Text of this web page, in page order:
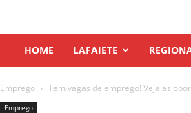
HOME LAFAIETE
Emprego Tem vagas de emprego! Veja as
Emprego